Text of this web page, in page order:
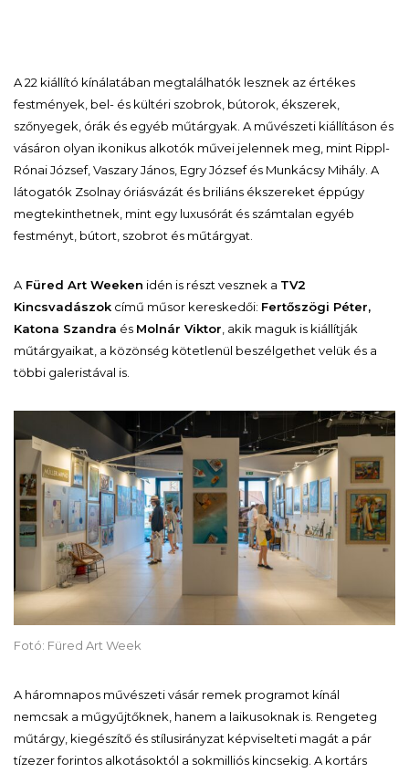
A 22 kiállító kínálatában megtalálhatók lesznek az értékes
festmények, bel- és kültéri szobrok, bútorok, ékszerek,
szőnyegek, órák és egyéb műtárgyak. A művészeti kiállításon és
vásáron olyan ikonikus alkotók művei jelennek meg, mint Rippl-
Rónai József, Vaszary János, Egry Józsefés Munkácsy Mihály . A
látogatók Zsolnay óriásvázát és briliáns ékszereket éppúgy
megtekinthetnek, mint egy luxusórát és számtalan egyéb
festményt, bútort, szobrot és műtárgyat.
A Füred Art Weeken idén is részt vesznek a TV2
Kincsvadászok című műsor kereskedői: Fertőszögi Péter,
Katona Szandra és Molnár Viktor , akik maguk is kiállítják
műtárgyaikat, a közönség kötetlenül beszélgethet velük és a
többi galeristával is.
Fotó: Füred Art Week
A háromnapos művészeti vásár remek programot kínál
nemcsak a műgyűjtőknek, hanem a laikusoknak is. Rengeteg
műtárgy, kiegészítő és stílusirányzat képviselteti magát a pár
tízezer forintos alkotásoktól a sokmilliós kincsekig. A kortárs